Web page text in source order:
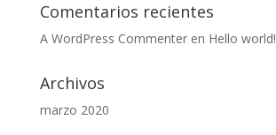
Comentarios recientes
A WordPress Commenteren Hello world!
Archivos
marzo 2020